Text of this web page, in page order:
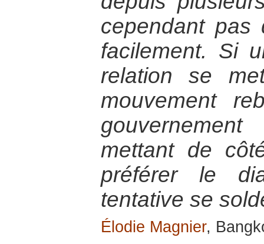
cependant
facilement. Si
relation se
mouvement
mettant de
préférer le
tentative se
Élodie Magnier,